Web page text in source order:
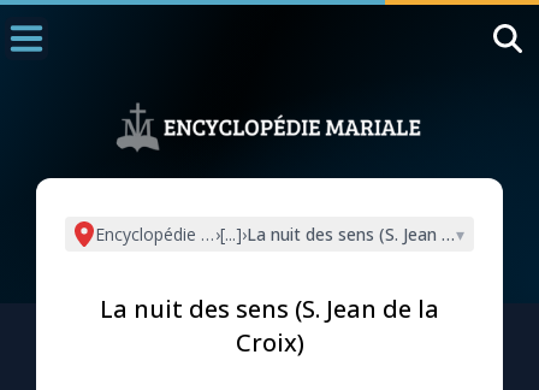
L'actualité de la semaine
Encyclopédie mariale
›[...]›La nuit des sens (S. Jean de la Croix)
▾
La nuit des sens (S. Jean de la
Croix)